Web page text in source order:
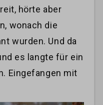
hörte aber
wonach die
wurden. Und da
es langte für ein
Eingefangen mit